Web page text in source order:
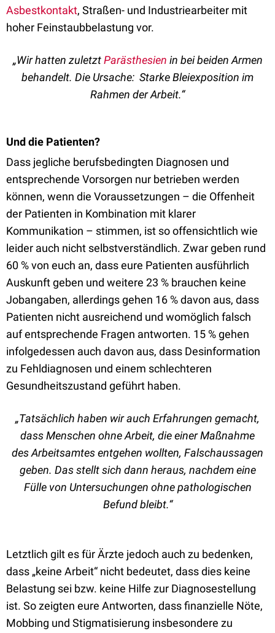
Asbestkontakt, Straßen- und Industriearbeiter mit
hoher Feinstaubbelastung vor.
„Wir hatten zuletztParästhesien in bei beiden Armen
behandelt. Die Ursache: Starke Bleiexposition im
Rahmen der Arbeit.“
Und die Patienten?
Dass jegliche berufsbedingten Diagnosen und
entsprechende Vorsorgen nur betrieben werden
können, wenn die Voraussetzungen – die Offenheit
der Patienten in Kombination mit klarer
Kommunikation – stimmen, ist so offensichtlich wie
leider auch nicht selbstverständlich. Zwar geben rund
60 % von euch an, dass eure Patienten ausführlich
Auskunft geben und weitere 23 % brauchen keine
Jobangaben, allerdings gehen 16 % davon aus, dass
Patienten nicht ausreichend und womöglich falsch
auf entsprechende Fragen antworten. 15 % gehen
infolgedessen auch davon aus, dass Desinformation
zu Fehldiagnosen und einem schlechteren
Gesundheitszustand geführt haben.
„Tatsächlich haben wir auch Erfahrungen gemacht,
dass Menschen ohne Arbeit, die einer Maßnahme
des Arbeitsamtes entgehen wollten, Falschaussagen
geben. Das stellt sich dann heraus, nachdem eine
Fülle von Untersuchungen ohne pathologischen
Befund bleibt.“
Letztlich gilt es für Ärzte jedoch auch zu bedenken,
dass „keine Arbeit“ nicht bedeutet, dass dies keine
Belastung sei bzw. keine Hilfe zur Diagnosestellung
ist. So zeigten eure Antworten, dass finanzielle Nöte,
Mobbing und Stigmatisierung insbesondere zu